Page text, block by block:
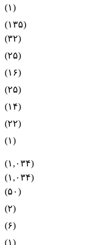
(۱)
(۱۳۵)
(۳۲)
(۲۵)
(۱۶)
(۲۵)
(۱۴)
(۲۲)
(۱)
(۱,۰۳۴)
(۱,۰۳۴)
(۵۰)
(۲)
(۶)
(۱)